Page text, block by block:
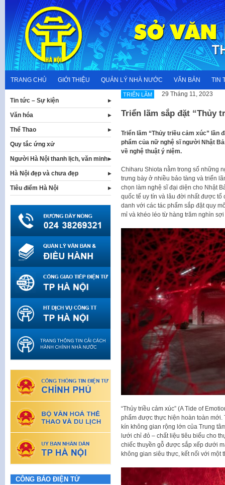
content
TRANG CHỦ GIỚI THIỆU QUẢN LÝ NHÀ NƯỚC VĂN BẢN TIN
TRIỂN LÃM 29 Tháng 11, 2023
Triển lãm sắp đặt “Thủy
Triển lãm “Thủy triều cảm xúc” lần
phẩm của nữ nghệ sĩ người Nhật
về nghệ thuật ý niệm.
Chiharu Shiota nằm trong số những
trưng bày ở nhiều bảo tàng và triển
chọn làm nghệ sĩ đại diện cho Nhật
quốc tế uy tín và lâu đời nhất được tổ
danh với các tác phẩm sắp đặt quy
mỉ và khéo léo từ hàng trăm nghìn sợi
“Thủy triều cảm xúc” (A Tide of
phẩm được thực hiện hoàn toàn mới.
kín không gian rộng lớn của Trung
lưới chỉ đỏ – chất liệu tiêu biểu cho
chiếc thuyền gỗ được sắp xếp dưới
không gian siêu thực, kết nối với một
Tin tức – Sự kiện
Văn hóa
Thể Thao
Quy tắc ứng xử
Người Hà Nội thanh lịch, văn minh
Hà Nội đẹp và chưa đẹp
Tiêu điểm Hà Nội
CÔNG BÁO ĐIỆN TỬ